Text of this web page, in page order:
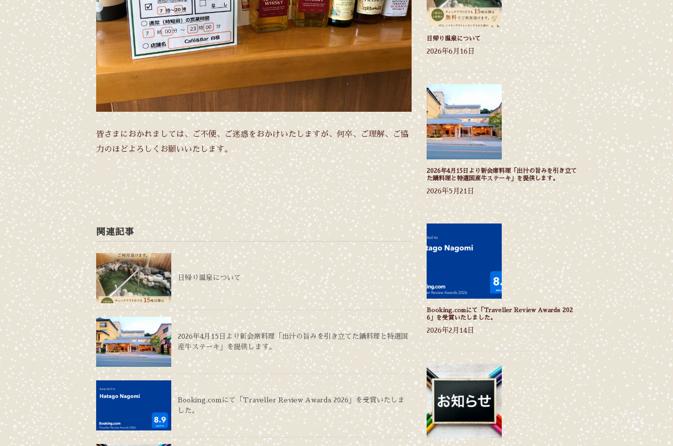
皆さまにおかれましては、ご不便、ご迷惑をおかけいたしますが、何卒、ご理解、ご協
力のほどよろしくお願いいたします。
関連記事
日帰り温泉について
2026年4月15日より新会席料理「出汁の旨みを引き立てた鍋料理と特選国
産牛ステーキ」を提供します。
Booking.comにて「Traveller Review Awards 2026」を受賞いたしま
した。
日帰り温泉について
2026年6月16日
2026年4月15日より新会席料理「出汁の旨みを引き立て
た鍋料理と特選国産牛ステーキ」を提供します。
2026年5月21日
Booking.comにて「Traveller Review Awards 202
6」を受賞いたしました。
2026年2月14日